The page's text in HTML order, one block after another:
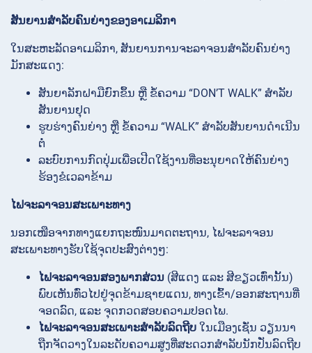
ສັນຍານສຳລັບຄົນຍ່າງຂອງອາເມລິກາ
ໃນສະຫະລັດອາເມລິກາ, ສັນຍານການຈະລາຈອນສຳລັບຄົນຍ່າງ
ມັກສະແດງ:
ສັນຍາລັກຝາມືຍົກຂຶ້ນ ຫຼື ຂໍ້ຄວາມ “DON’T WALK” ສຳລັບ
ສັນຍານຢຸດ
ຮູບຮ່າງຄົນຍ່າງ ຫຼື ຂໍ້ຄວາມ “WALK” ສຳລັບສັນຍານດຳເນີນ
ຕໍ່
ລະບົບການກົດປຸ່ມເພື່ອເປີດໃຊ້ງານທີ່ອະນຸຍາດໃຫ້ຄົນຍ່າງ
ຮ້ອງຂໍເວລາຂ້າມ
ໄຟຈະລາຈອນສະເພາະທາງ
ນອກເໜືອຈາກທາງແຍກຖະໜົນມາດຕະຖານ, ໄຟຈະລາຈອນ
ສະເພາະທາງຮັບໃຊ້ຈຸດປະສົງຕ່າງໆ:
ໄຟຈະລາຈອນສອງພາກສ່ວນ (ສີແດງ ແລະ ສີຂຽວເທົ່ານັ້ນ)
ພົບເຫັນທົ່ວໄປຢູ່ຈຸດຂ້າມຊາຍແດນ, ທາງເຂົ້າ/ອອກສະຖານທີ່
ຈອດລົດ, ແລະ ຈຸດກວດສອບຄວາມປອດໄພ.
ໄຟຈະລາຈອນສະເພາະສຳລັບລົດຖີບ ໃນເມືອງເຊັ່ນ ວຽນນາ
ຖືກຈັດວາງໃນລະດັບຄວາມສູງທີ່ສະດວກສຳລັບນັກປັ່ນລົດຖີບ